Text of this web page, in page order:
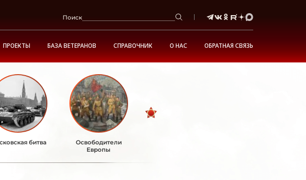
Поиск
ПРОЕКТЫ БАЗА ВЕТЕРАНОВ СПРАВОЧНИК О НАС ОБРАТНАЯ СВЯЗЬ
битва
Освободители
Европы